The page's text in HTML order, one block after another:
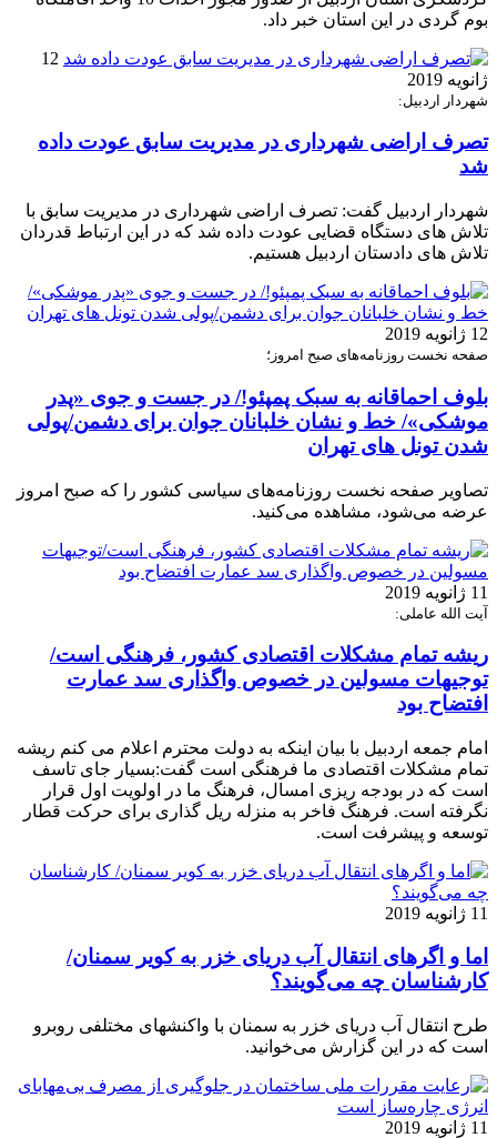
بوم گردی در این استان خبر داد.
12
ژانویه 2019
شهردار اردبیل:
تصرف اراضی شهرداری در مدیریت سابق عودت داده
شد
شهردار اردبیل گفت: تصرف اراضی شهرداری در مدیریت سابق با
تلاش های دستگاه قضایی عودت داده شد که در این ارتباط قدردان
تلاش های دادستان اردبیل هستیم.
12 ژانویه 2019
صفحه نخست روزنامه‌های صبح امروز؛
بلوف احماقانه به سبک پمپئو!/ در جست و جوی «پدر
موشکی»/ خط و نشان خلبانان جوان برای دشمن/پولی
شدن تونل های تهران
تصاویر صفحه نخست روزنامه‌های سیاسی کشور را که صبح امروز
عرضه می‌شود، مشاهده می‌کنید.
11 ژانویه 2019
آیت الله عاملی:
ریشه تمام مشکلات اقتصادی کشور، فرهنگی است/
توجیهات مسولین در خصوص واگذاری سد عمارت
افتضاح بود
امام جمعه اردبیل با بیان اینکه به دولت محترم اعلام می کنم ریشه
تمام مشکلات اقتصادی ما فرهنگی است گفت:بسیار جای تاسف
است که در بودجه ریزی امسال، فرهنگ ما در اولویت اول قرار
نگرفته است. فرهنگ فاخر به منزله ریل گذاری برای حرکت قطار
توسعه و پیشرفت است.
11 ژانویه 2019
اما و اگرهای انتقال آب دریای خزر به کویر سمنان/
کارشناسان چه می‌گویند؟
طرح انتقال آب دریای خزر به سمنان با واکنشهای مختلفی روبرو
است که در این گزارش می‌خوانید.
11 ژانویه 2019